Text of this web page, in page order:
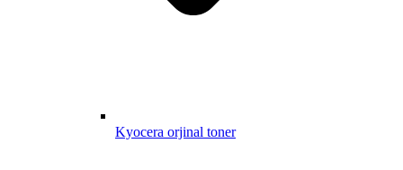
Kyocera orjinal toner